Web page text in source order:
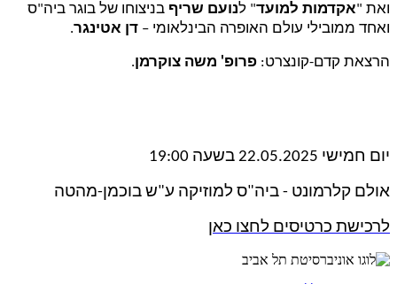
ואת "אקדמות למועד" לנועם שריף בניצוחו של בוגר ביה"ס
ואחד ממובילי עולם האופרה הבינלאומי – דן אטינגר.
הרצאת קדם-קונצרט: פרופ' משה צוקרמן.
יום חמישי 22.05.2025 בשעה 19:00
אולם קלרמונט - ביה"ס למוזיקה ע"ש בוכמן-מהטה
לרכישת כרטיסים לחצו כאן